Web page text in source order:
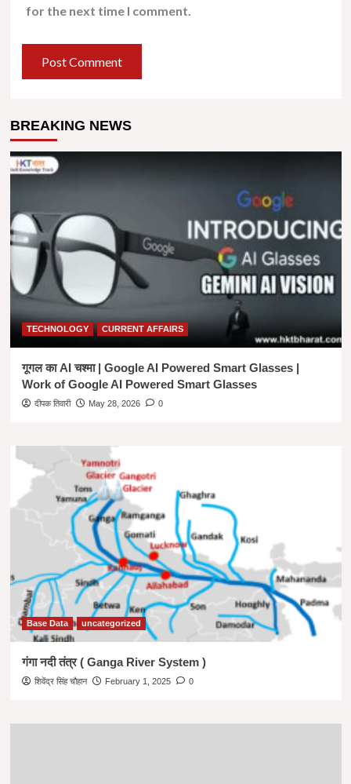
for the next time I comment.
BREAKING NEWS
TECHNOLOGY CURRENT AFFAIRS
गूगल का AI चश्मा | Google AI Powered Smart Glasses |
Work of Google AI Powered Smart Glasses
दीपक तिवारी May 28, 2026 0
Base Data uncategorized
गंगा नदी तंत्र ( Ganga River System )
शिवेंद्र सिंह चौहान February 1, 2025 0